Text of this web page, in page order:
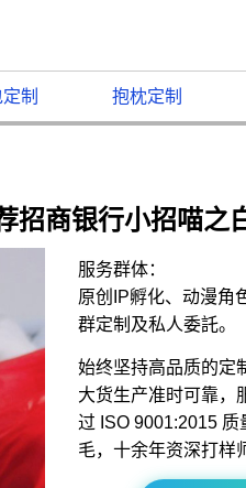
制 抱枕定制
招商银行小招喵之
服务群体：
原创IP孵化、动漫角
群定制及私人委託。
始终坚持高品质的定
大货生产准时可靠，
过 ISO 9001:2015
毛，十余年资深打样